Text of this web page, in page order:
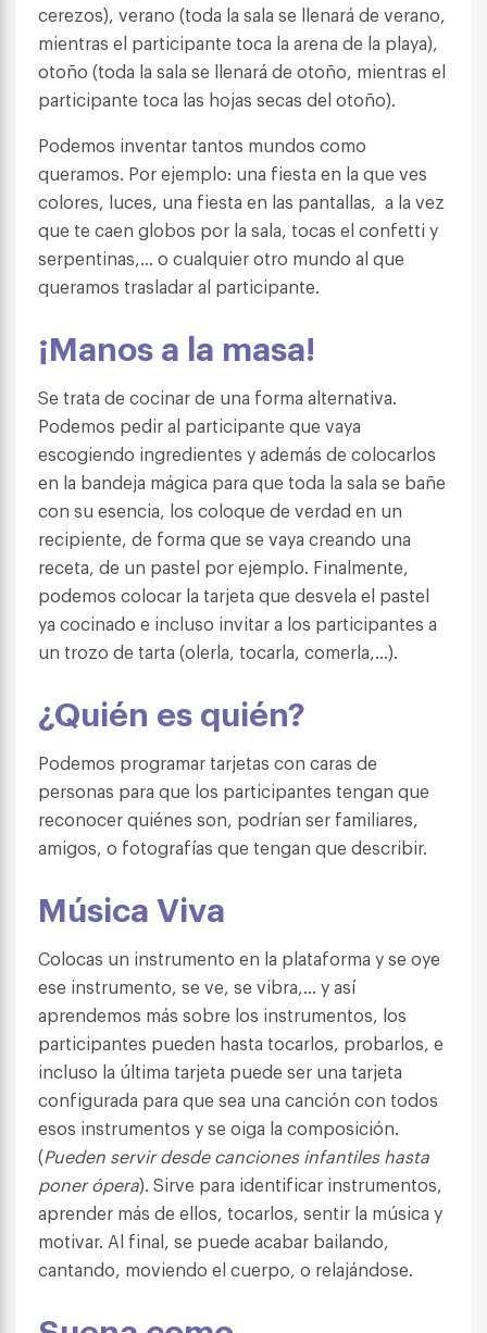
cerezos), verano (toda la sala se llenará de verano,
mientras el participante toca la arena de la playa),
otoño (toda la sala se llenará de otoño, mientras el
participante toca las hojas secas del otoño).
Podemos inventar tantos mundos como
queramos. Por ejemplo: una fiesta en la que ves
colores, luces, una fiesta en las pantallas, a la vez
que te caen globos por la sala, tocas el confetti y
serpentinas,… o cualquier otro mundo al que
queramos trasladar al participante.
¡Manos a la masa!
Se trata de cocinar de una forma alternativa.
Podemos pedir al participante que vaya
escogiendo ingredientes y además de colocarlos
en la bandeja mágica para que toda la sala se bañe
con su esencia, los coloque de verdad en un
recipiente, de forma que se vaya creando una
receta, de un pastel por ejemplo. Finalmente,
podemos colocar la tarjeta que desvela el pastel
ya cocinado e incluso invitar a los participantes a
un trozo de tarta (olerla, tocarla, comerla,…).
¿Quién es quién?
Podemos programar tarjetas con caras de
personas para que los participantes tengan que
reconocer quiénes son, podrían ser familiares,
amigos, o fotografías que tengan que describir.
Música Viva
Colocas un instrumento en la plataforma y se oye
ese instrumento, se ve, se vibra,… y así
aprendemos más sobre los instrumentos, los
participantes pueden hasta tocarlos, probarlos, e
incluso la última tarjeta puede ser una tarjeta
configurada para que sea una canción con todos
esos instrumentos y se oiga la composición.
(Pueden servir desde canciones infantiles hasta
poner ópera). Sirve para identificar instrumentos,
aprender más de ellos, tocarlos, sentir la música y
motivar. Al final, se puede acabar bailando,
cantando, moviendo el cuerpo, o relajándose.